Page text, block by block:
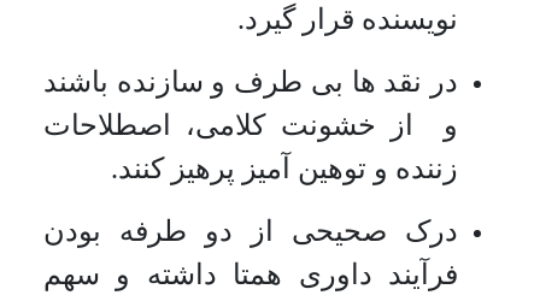
نویسنده قرار گیرد.
در نقد ها بی طرف و سازنده باشند
و از خشونت کلامی، اصطلاحات
زننده و توهین آمیز پرهیز کنند.
درک صحیحی از دو طرفه بودن
فرآیند داوری همتا داشته و سهم